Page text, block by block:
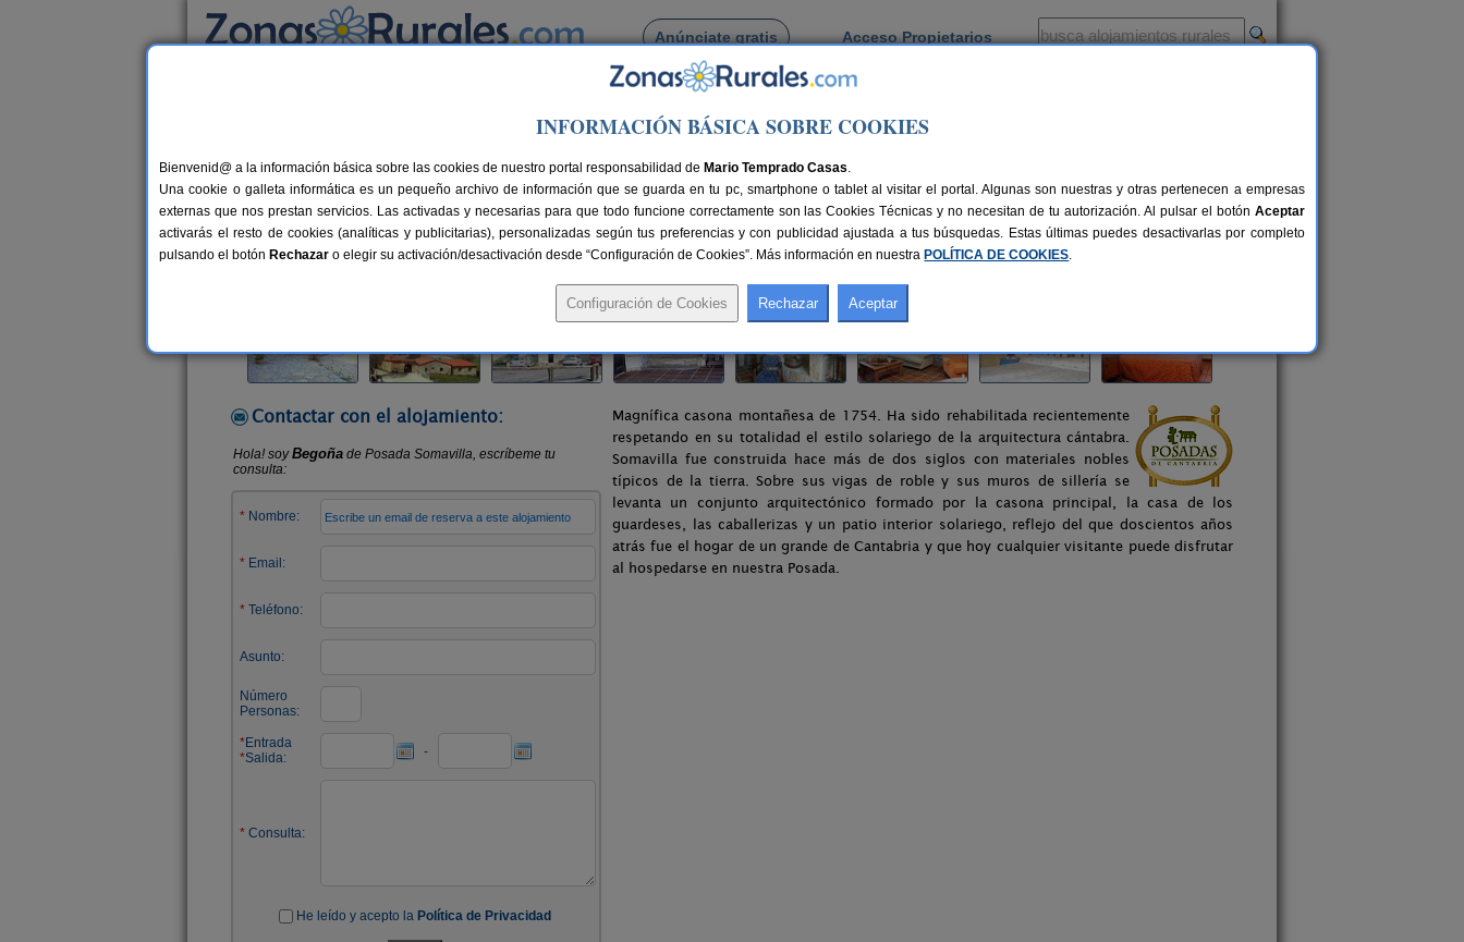
Anúnciate gratis Acceso Propietarios
Busca por pueblo
> Posada Somavilla
Posada Somavilla
Hostal Rural en Carriazo (Cantabria)
Alquiler por habitaciones 32 plazas 26 km de Santander Compartir:
Contactar con el alojamiento:
Magnífica casona montañesa de 1754. Ha sido rehabilitada recientemente
respetando en su totalidad el estilo solariego de la arquitectura cántabra.
Somavilla fue construida hace más de dos siglos con materiales nobles
típicos de la tierra. Sobre sus vigas de roble y sus muros de sillería se
levanta un conjunto arquitectónico formado por la casona principal, la casa de los
guardeses, las caballerizas y un patio interior solariego, reflejo del que doscientos años
atrás fue el hogar de un grande de Cantabria y que hoy cualquier visitante puede disfrutar
al hospedarse en nuestra Posada.
INFORMACIÓN BÁSICA SOBRE COOKIES
Bienvenid@ a la información básica sobre las cookies de nuestro portal responsabilidad de Mario Temprado Casas.
Una cookie o galleta informática es un pequeño archivo de información que se guarda en tu pc, smartphone o tablet al visitar el portal. Algunas son nuestras y otras pertenecen a empresas
externas que nos prestan servicios. Las activadas y necesarias para que todo funcione correctamente son las Cookies Técnicas y no necesitan de tu autorización. Al pulsar el botón Aceptar
activarás el resto de cookies (analíticas y publicitarias), personalizadas según tus preferencias y con publicidad ajustada a tus búsquedas. Estas últimas puedes desactivarlas por completo
pulsando el botón Rechazar o elegir su activación/desactivación desde “Configuración de Cookies”. Más información en nuestra POLÍTICA DE COOKIES.